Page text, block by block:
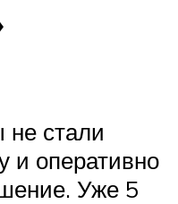
не стали
и оперативно
Уже 5